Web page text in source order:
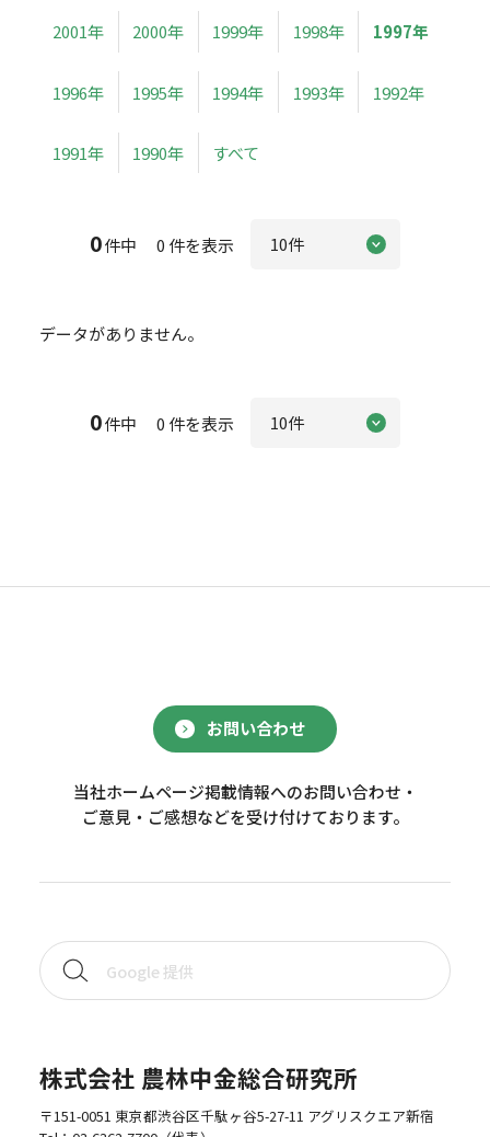
2001年 2000年 1999年 1998年 1997年
1996年 1995年 1994年 1993年 1992年
1991年 1990年 すべて
0件中 0 件を表示
データがありません。
0件中 0 件を表示
お問い合わせ
当社ホームページ掲載情報へのお問い合わせ・
ご意見・ご感想などを受け付けております。
株式会社 農林中金総合研究所
〒151-0051 東京都渋谷区千駄ヶ谷5-27-11 アグリスクエア新宿